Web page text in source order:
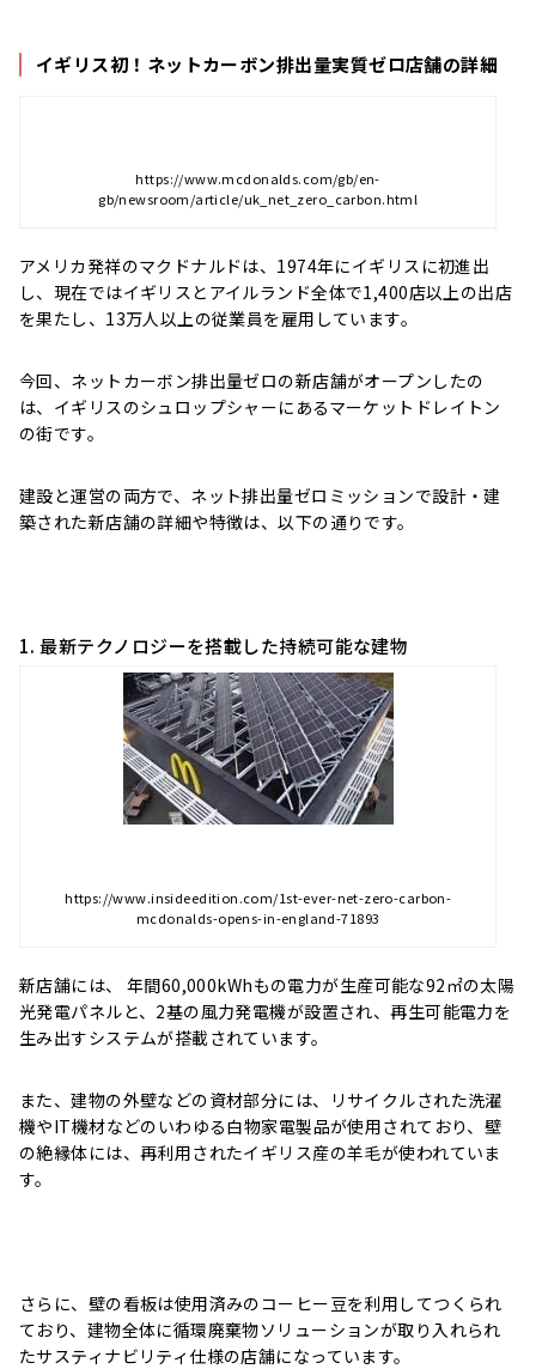
イギリス初！ネットカーボン排出量実質ゼロ店舗の詳細
https://www.mcdonalds.com/gb/en-
gb/newsroom/article/uk_net_zero_carbon.html
アメリカ発祥のマクドナルドは、1974年にイギリスに初進出
し、現在ではイギリスとアイルランド全体で1,400店以上の出店
を果たし、13万人以上の従業員を雇用しています。
今回、ネットカーボン排出量ゼロの新店舗がオープンしたの
は、イギリスのシュロップシャーにあるマーケットドレイトン
の街です。
建設と運営の両方で、ネット排出量ゼロミッションで設計・建
築された新店舗の詳細や特徴は、以下の通りです。
1. 最新テクノロジーを搭載した持続可能な建物
https://www.insideedition.com/1st-ever-net-zero-carbon-
mcdonalds-opens-in-england-71893
新店舗には、 年間60,000kWhもの電力が生産可能な92㎡の太陽
光発電パネルと、2基の風力発電機が設置され、再生可能電力を
生み出すシステムが搭載されています。
また、建物の外壁などの資材部分には、リサイクルされた洗濯
機やIT機材などのいわゆる白物家電製品が使用されており、壁
の絶縁体には、再利用されたイギリス産の羊毛が使われていま
す。
さらに、壁の看板は使用済みのコーヒー豆を利用してつくられ
ており、建物全体に循環廃棄物ソリューションが取り入れられ
たサスティナビリティ仕様の店舗になっています。